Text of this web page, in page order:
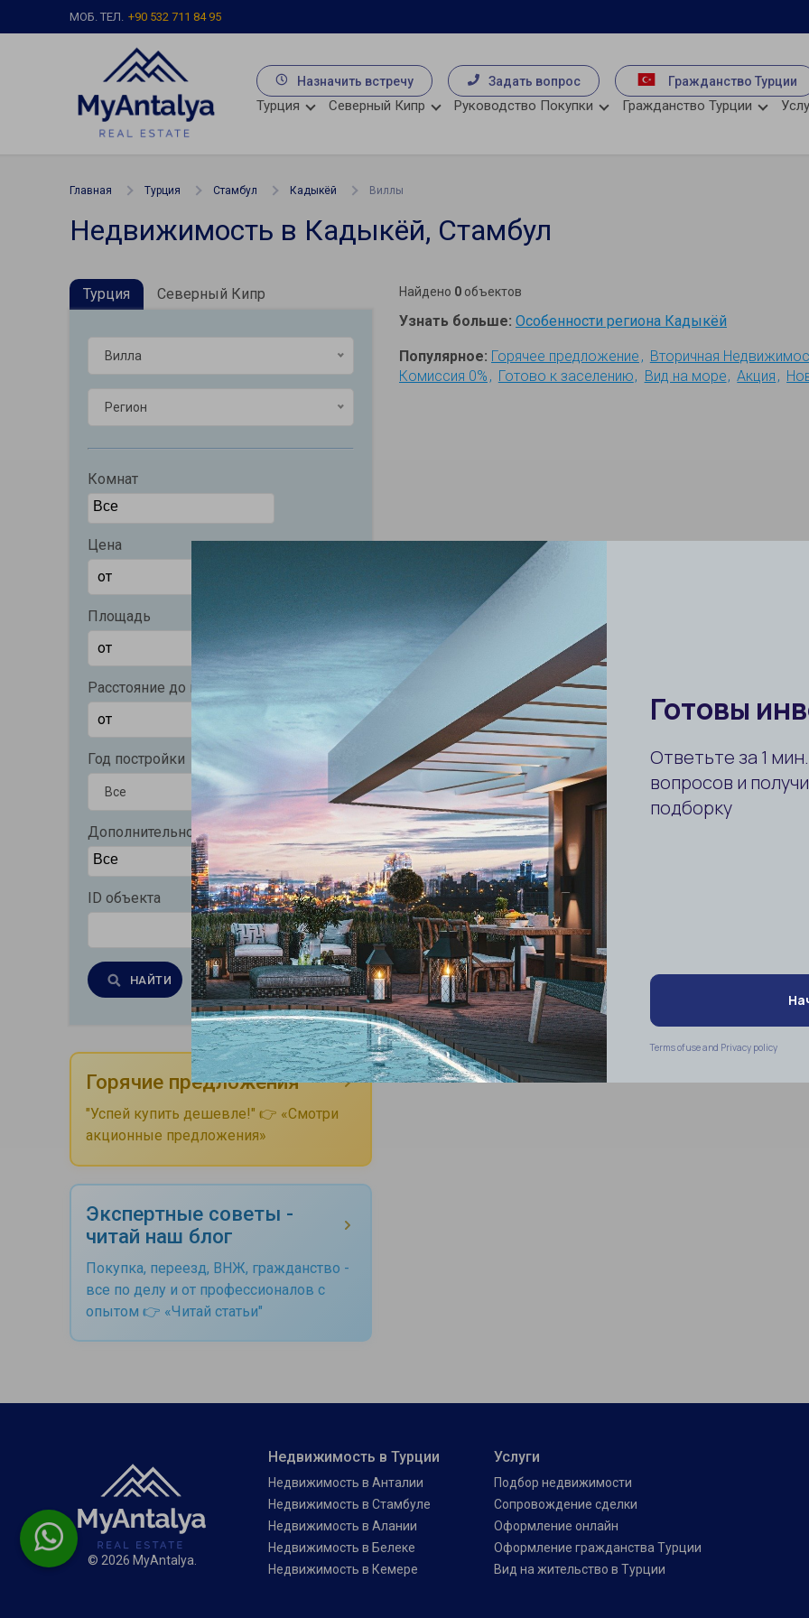
МОБ. ТЕЛ. +90 532 711 84 95
Назначить встречу Задать вопрос Гражданство Турции
Турция Северный Кипр Руководство Покупки Гражданство Турции
Главная Турция Стамбул Кадыкёй Виллы
Недвижимость в Кадыкёй, Стамбул
Турция Северный Кипр
Вилла
Регион
Комнат
Цена
Площадь
Расстояние до моря (м)
Год постройки
Все Все
Дополнительно
ID объекта
НАЙТИ Очистить
Горячие предложения
"Успей купить дешевле!" 👉 «Смотри
акционные предложения»
Экспертные советы -
читай наш блог
Покупка, переезд, ВНЖ, гражданство -
все по делу и от профессионалов с
опытом 👉 «Читай статьи"
Найдено 0 объектов
Узнать больше: Особенности региона Кадыкёй
Популярное: Горячее предложение
Вторичная
Комиссия 0%
Готово к заселению Вид на море Акция
© 2026 MyAntalya.
Недвижимость в Турции
Недвижимость в Анталии
Недвижимость в Стамбуле
Недвижимость в Алании
Недвижимость в Белеке
Недвижимость в Кемере
Услуги
Подбор недвижимости
Сопровождение сделки
Оформление онлайн
Оформление гражданства Турции
Вид на жительство в Турции